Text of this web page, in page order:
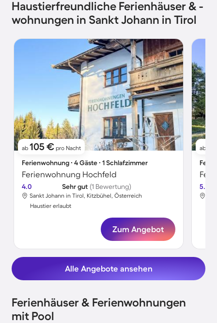
Haustierfreundliche Ferienhäuser & -
wohnungen in Sankt Johann in Tirol
ab 105 € pro Nacht
Ferienwohnung ∙ 4 Gäste ∙ 1 Schlafzimmer
Ferienwohnung Hochfeld
4.0 Sehr gut (1 Bewertung)
Sankt Johann in Tirol, Kitzbühel, Österreich
Haustier erlaubt
Zum Angebot
ab
5.0
Alle Angebote ansehen
Ferienhäuser & Ferienwohnungen
mit Pool